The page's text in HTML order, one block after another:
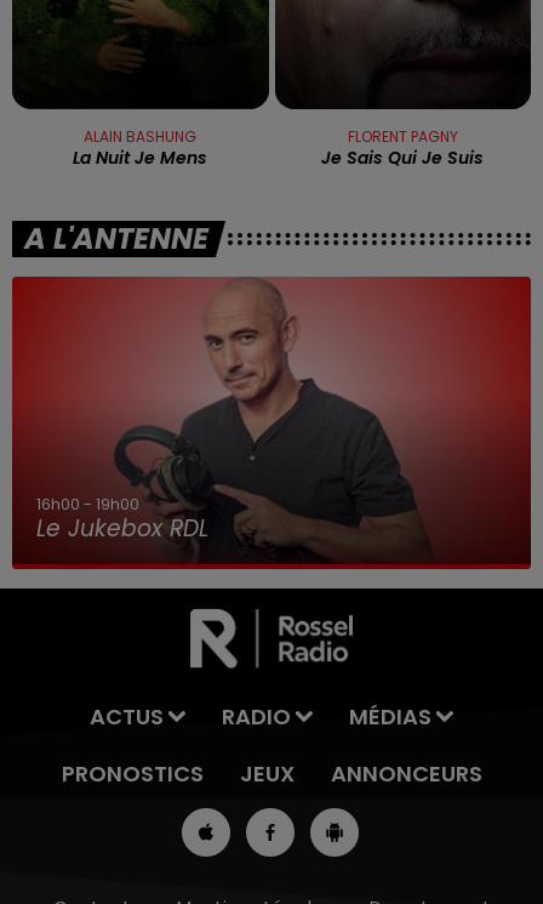
ALAIN BASHUNG
La Nuit Je Mens
FLORENT PAGNY
Je Sais Qui Je Suis
A L'ANTENNE
16h00 - 19h00
Le Jukebox RDL
ACTUS RADIO
MÉDIAS
PRONOSTICS
JEUX ANNONCEURS